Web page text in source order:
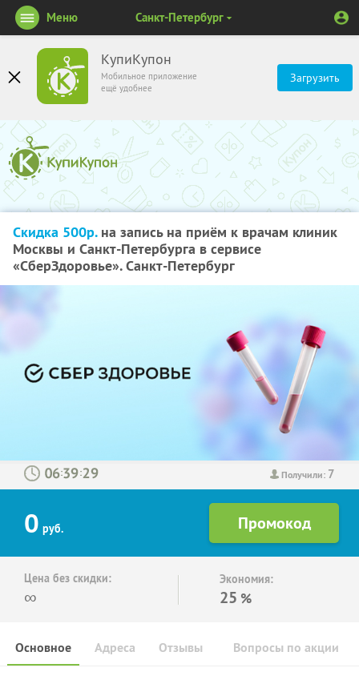
КупиКупон
Мобильное приложение
ещё удобнее
Загрузить
Меню Санкт-Петербург
Скидка 500р.на запись на приём к врачам клиник
Москвы и Санкт-Петербурга в сервисе
«СберЗдоровье». Санкт-Петербург
Получили: 7
: :
0 руб.
Цена без скидки:
∞
Экономия:
25 %
Основное Отзывы Вопросы по акции
Адреса